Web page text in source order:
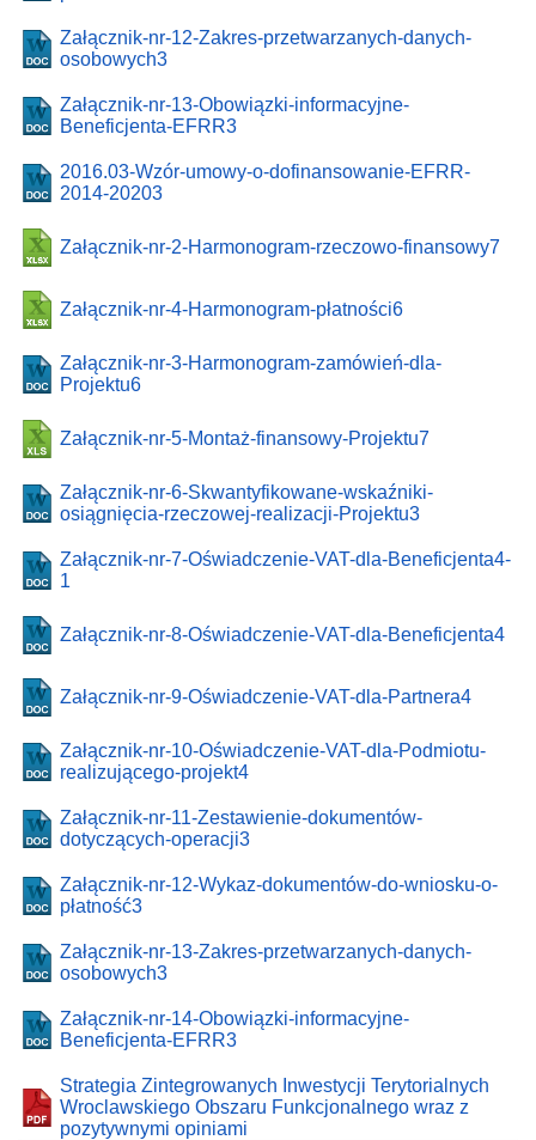
Załącznik-nr-12-Zakres-przetwarzanych-danych-
osobowych3
Załącznik-nr-13-Obowiązki-informacyjne-
Beneficjenta-EFRR3
2016.03-Wzór-umowy-o-dofinansowanie-EFRR-
2014-20203
Załącznik-nr-2-Harmonogram-rzeczowo-finansowy7
Załącznik-nr-4-Harmonogram-płatności6
Załącznik-nr-3-Harmonogram-zamówień-dla-
Projektu6
Załącznik-nr-5-Montaż-finansowy-Projektu7
Załącznik-nr-6-Skwantyfikowane-wskaźniki-
osiągnięcia-rzeczowej-realizacji-Projektu3
Załącznik-nr-7-Oświadczenie-VAT-dla-Beneficjenta4-
1
Załącznik-nr-8-Oświadczenie-VAT-dla-Beneficjenta4
Załącznik-nr-9-Oświadczenie-VAT-dla-Partnera4
Załącznik-nr-10-Oświadczenie-VAT-dla-Podmiotu-
realizującego-projekt4
Załącznik-nr-11-Zestawienie-dokumentów-
dotyczących-operacji3
Załącznik-nr-12-Wykaz-dokumentów-do-wniosku-o-
płatność3
Załącznik-nr-13-Zakres-przetwarzanych-danych-
osobowych3
Załącznik-nr-14-Obowiązki-informacyjne-
Beneficjenta-EFRR3
Strategia Zintegrowanych Inwestycji Terytorialnych
Wroclawskiego Obszaru Funkcjonalnego wraz z
pozytywnymi opiniami